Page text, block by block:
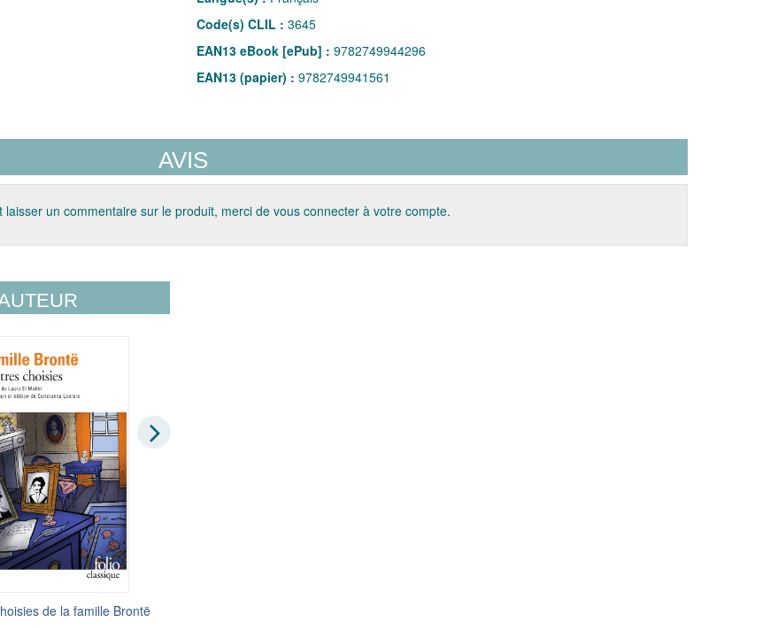
Code(s) CLIL : 3645
EAN13 eBook [ePub] : 9782749944296
EAN13 (papier) : 9782749941561
AVIS
laisser un commentaire sur le produit, merci de vous connecter à votre compte.
de la famille Brontë